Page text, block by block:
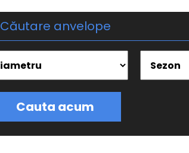
Căutare anvelope
Cauta acum